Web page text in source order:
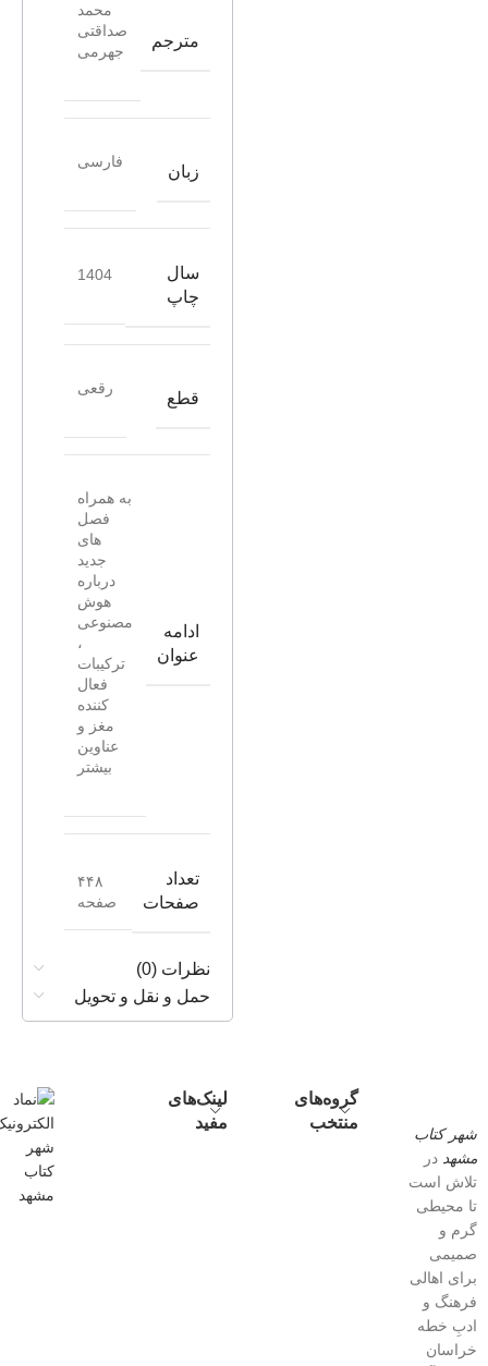
مترجم
محمد
صداقتی
جهرمی
زبان
فارسی
سال
چاپ
1404
قطع
رقعی
ادامه
عنوان
به همراه
فصل
های
جدید
درباره
هوش
مصنوعی
،
ترکیبات
فعال
کننده
مغز و
عناوین
بیشتر
تعداد
صفحات
۴۴۸
صفحه
نظرات (0)
حمل و نقل و تحویل
شهر کتاب
مشهد در
تلاش است
تا محیطی
گرم و
صمیمی
برای اهالی
فرهنگ و
ادبِ خطه
خراسان
گروه‌های
منتخب
لینک‌های
مفید